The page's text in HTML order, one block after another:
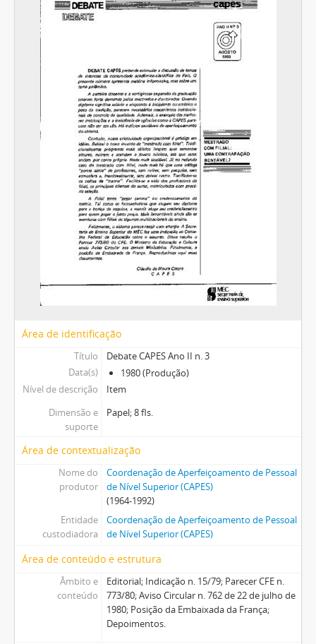
Área de identificação
Título
Debate CAPES Ano II n. 3
Data(s)
1980 (Produção)
Nível de descrição
Item
Dimensão e
suporte
Papel; 8 fls.
Área de contextualização
Nome do
produtor
Coordenação de Aperfeiçoamento de Pessoal
de Nível Superior (CAPES)
(1964-1992)
Entidade
custodiadora
Coordenação de Aperfeiçoamento de Pessoal
de Nível Superior (CAPES)
Área de conteúdo e estrutura
Âmbito e
conteúdo
Editorial; Indicação n. 15/79; Parecer CFE n.
773/80; Aviso Circular n. 762 de 22 de julho de
1980; Posição da Embaixada da França;
Depoimentos.